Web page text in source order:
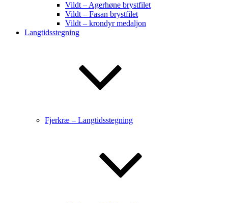
Vildt – Agerhøne brystfilet
Vildt – Fasan brystfilet
Vildt – krondyr medaljon
Langtidsstegning
Fjerkræ – Langtidsstegning